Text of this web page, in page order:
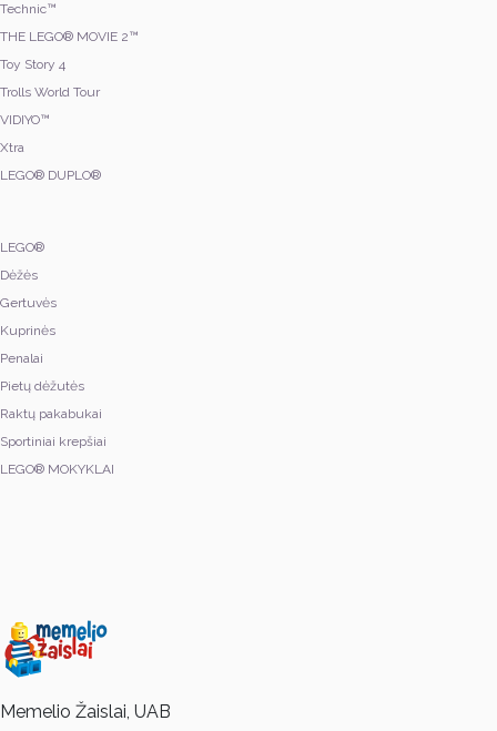
Technic™
THE LEGO® MOVIE 2™
Toy Story 4
Trolls World Tour
VIDIYO™
Xtra
LEGO® DUPLO®
LEGO®
Dėžės
Gertuvės
Kuprinės
Penalai
Pietų dėžutės
Raktų pakabukai
Sportiniai krepšiai
LEGO® MOKYKLAI
Memelio Žaislai, UAB